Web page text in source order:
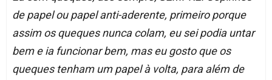
de papel ou papel anti-aderente, primeiro porque
assim os queques nunca colam, eu sei podia untar
bem e ia funcionar bem, mas eu gosto que os
queques tenham um papel à volta, para além de